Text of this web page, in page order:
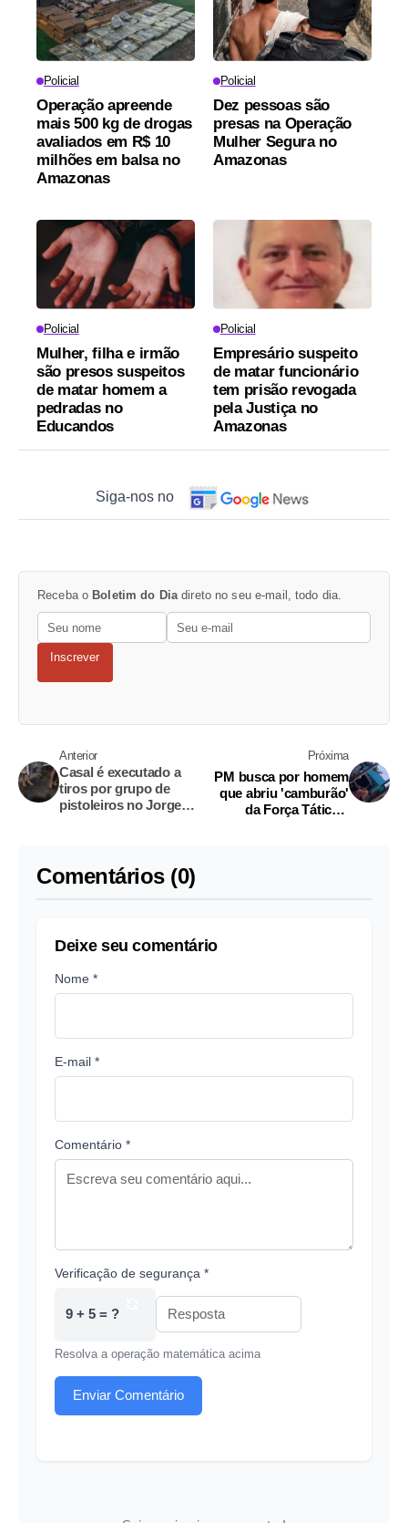
Policial
Operação apreende
mais 500 kg de drogas
avaliados em R$ 10
milhões em balsa no
Amazonas
Policial
Dez pessoas são
presas na Operação
Mulher Segura no
Amazonas
Policial
Mulher, filha e irmão
são presos suspeitos
de matar homem a
pedradas no
Educandos
Policial
Empresário suspeito
de matar funcionário
tem prisão revogada
pela Justiça no
Amazonas
Siga-nos no
Receba o Boletim do Dia direto no seu e-mail, todo dia.
Inscrever
Anterior
Casal é executado a
tiros por grupo de
pistoleiros no Jorge
Próxima
PM busca por homem
que abriu 'camburão'
da Força Tática e
Comentários (0)
Deixe seu comentário
Nome *
E-mail *
Comentário *
Verificação de segurança *
9 + 5 = ?
Resolva a operação matemática acima
Enviar Comentário